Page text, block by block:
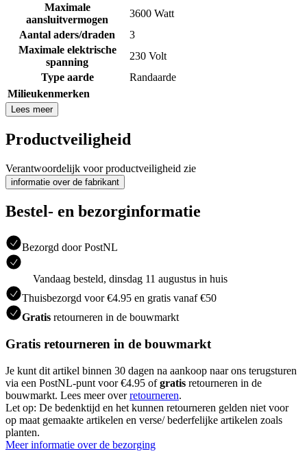
Maximale
aansluitvermogen
3600 Watt
Aantal aders/draden
3
Maximale elektrische
spanning
230 Volt
Type aarde
Randaarde
Milieukenmerken
Lees meer
Productveiligheid
Verantwoordelijk voor productveiligheid zie
informatie over de fabrikant
Bestel- en bezorginformatie
Bezorgd door PostNL
Vandaag besteld, dinsdag 11 augustus in huis
Thuisbezorgd voor €4.95 en gratis vanaf €50
Gratis retourneren in de bouwmarkt
Gratis retourneren in de bouwmarkt
Je kunt dit artikel binnen 30 dagen na aankoop naar ons terugsturen
via een PostNL-punt voor €4.95 ofgratis retourneren in de
bouwmarkt. Lees meer overretourneren.
Let op: De bedenktijd en het kunnen retourneren gelden niet voor
op maat gemaakte artikelen en verse/ bederfelijke artikelen zoals
planten.
Meer informatie over de bezorging